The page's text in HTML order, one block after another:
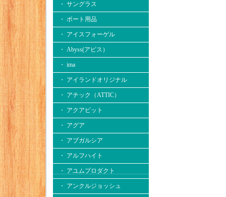
・ サングラス
・ ボート用品
・ アイスフォーゲル
・ Abyss(アビス）
・ ima
・ アイランドオリジナル
・ アチック（ATTIC）
・ アクアビット
・ アグア
・ アブガルシア
・ アルフハイト
・ アユムプロダクト
・ アンクルジョッシュ